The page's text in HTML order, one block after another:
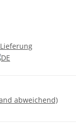
abweichend)